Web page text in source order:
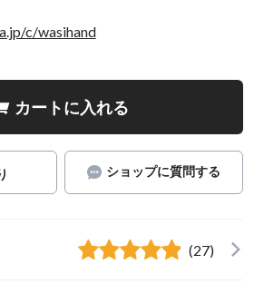
c/wasihand
カートに入れる
ショップに質問する
(27)